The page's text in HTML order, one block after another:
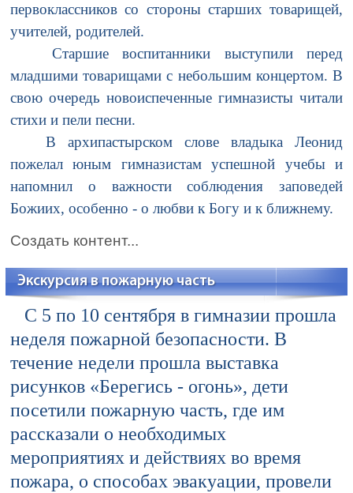
первоклассников со стороны старших товарищей,
учителей, родителей.
Старшие воспитанники выступили перед
младшими товарищами с небольшим концертом. В
свою очередь новоиспеченные гимназисты читали
стихи и пели песни.
В архипастырском слове владыка Леонид
пожелал юным гимназистам успешной учебы и
напомнил о важности соблюдения заповедей
Божиих, особенно - о любви к Богу и к ближнему.
Создать контент...
Экскурсия в пожарную часть
С 5 по 10 сентября в гимназии прошла
неделя пожарной безопасности. В
течение недели прошла выставка
рисунков «Берегись - огонь», дети
посетили пожарную часть, где им
рассказали о необходимых
мероприятиях и действиях во время
пожара, о способах эвакуации, провели